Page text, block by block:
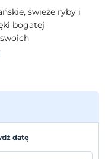
świeże ryby i
bogatej
pływać we
leżakach.
w cieniu
możesz
bogatej
datę